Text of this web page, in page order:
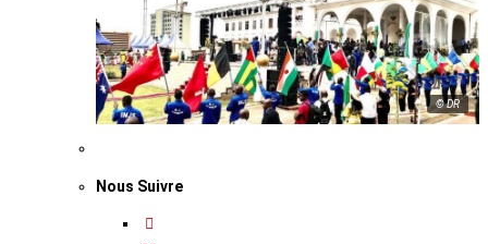
© DR
Nous Suivre